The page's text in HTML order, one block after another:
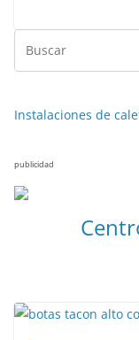
Instalaciones de
publicidad